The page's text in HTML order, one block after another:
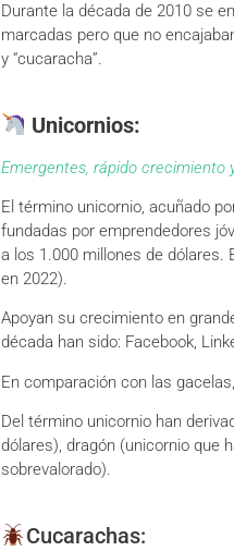
Durante la década de 2010 se
marcadas pero que no
y “cucaracha”.
Unicornios:
Emergentes, rápido crecimiento
El término unicornio, acuñado
fundadas por emprendedores
a los 1.000 millones de dólares.
en 2022).
Apoyan su crecimiento en
década han sido: Facebook,
En comparación con las
Del término unicornio han
dólares), dragón (unicornio que
sobrevalorado).
Cucarachas: